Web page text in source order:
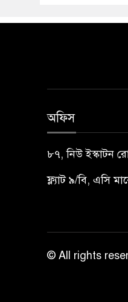
অফিস
৮৭, নিউ ইস্কাটন
ফ্ল্যাট ৯/বি, এসি
© All rights